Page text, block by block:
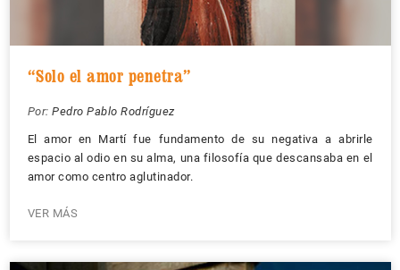
“Solo el amor penetra”
Por: Pedro Pablo Rodríguez
El amor en Martí fue fundamento de su negativa a abrirle
espacio al odio en su alma, una filosofía que descansaba en el
amor como centro aglutinador.
VER MÁS